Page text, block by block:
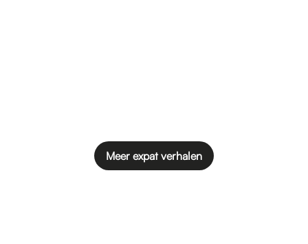
Meer expat verhalen